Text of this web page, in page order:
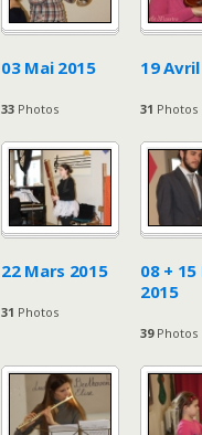
03 Mai 2015
33 Photos
19
31 Photos
22 Mars 2015
31 Photos
08 +
2015
39Photos